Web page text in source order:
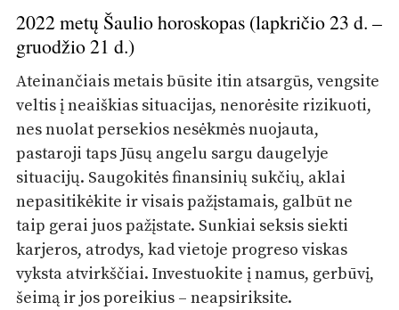
2022 metų Šaulio horoskopas (lapkričio 23 d. –
gruodžio 21 d.)
Ateinančiais metais būsite itin atsargūs, vengsite
veltis į neaiškias situacijas, nenorėsite rizikuoti,
nes nuolat persekios nesėkmės nuojauta,
pastaroji taps Jūsų angelu sargu daugelyje
situacijų. Saugokitės finansinių sukčių, aklai
nepasitikėkite ir visais pažįstamais, galbūt ne
taip gerai juos pažįstate. Sunkiai seksis siekti
karjeros, atrodys, kad vietoje progreso viskas
vyksta atvirkščiai. Investuokite į namus, gerbūvį,
šeimą ir jos poreikius – neapsiriksite.